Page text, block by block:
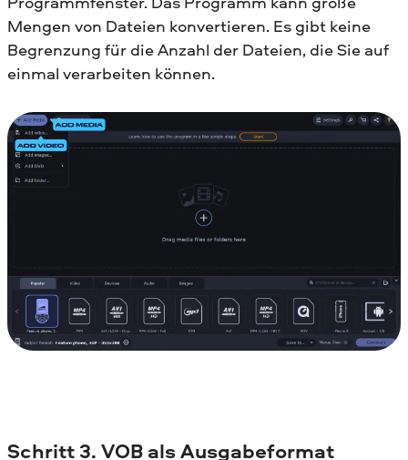
Mengen von Dateien konvertieren. Es gibt keine
Begrenzung für die Anzahl der Dateien, die Sie auf
einmal verarbeiten können.
Schritt 3. VOB als Ausgabeformat